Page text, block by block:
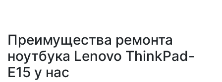
Преимущества ремонта
ноутбука Lenovo ThinkPad-
E15 у нас